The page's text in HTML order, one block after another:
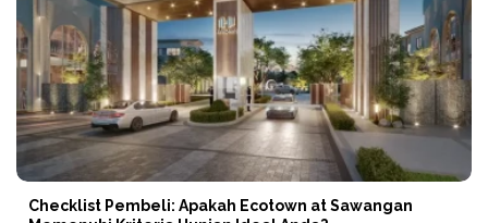
Checklist Pembeli: Apakah Ecotown at Sawangan